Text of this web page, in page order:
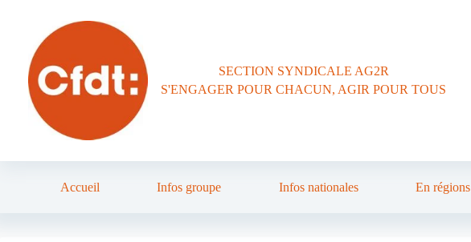
SECTION SYNDICALE AG2R
S'ENGAGER POUR CHACUN, AGIR POUR TOUS
Accueil Infos groupe Infos nationales En régions